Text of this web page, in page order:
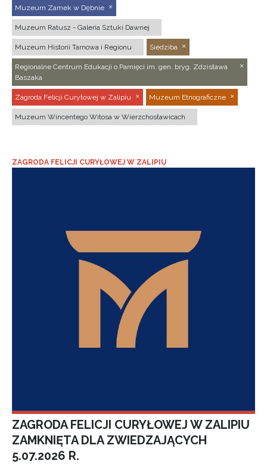
Muzeum Zamek w Dębnie
Muzeum Ratusz - Galeria Sztuki Dawnej
Muzeum Historii Tarnowa i Regionu Siedziba
Regionalne Centrum Edukacji o Pamięci im. gen. bryg. Zdzisława
Baszaka
Zagroda Felicji Curyłowej w Zalipiu Muzeum Etnograficzne
Muzeum Wincentego Witosa w Wierzchosławicach
ZAGRODA FELICJI CURYŁOWEJ W ZALIPIU
ZAGRODA FELICJI CURYŁOWEJ W ZALIPIU
ZAMKNIĘTA DLA ZWIEDZAJĄCYCH
5.07.2026 R.